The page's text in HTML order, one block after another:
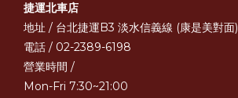
捷運北車店
地址 / 台北捷運B3 淡水信義線 (康是美對面)
電話 / 02-2389-6198
營業時間 /
Mon-Fri 7:30~21:00